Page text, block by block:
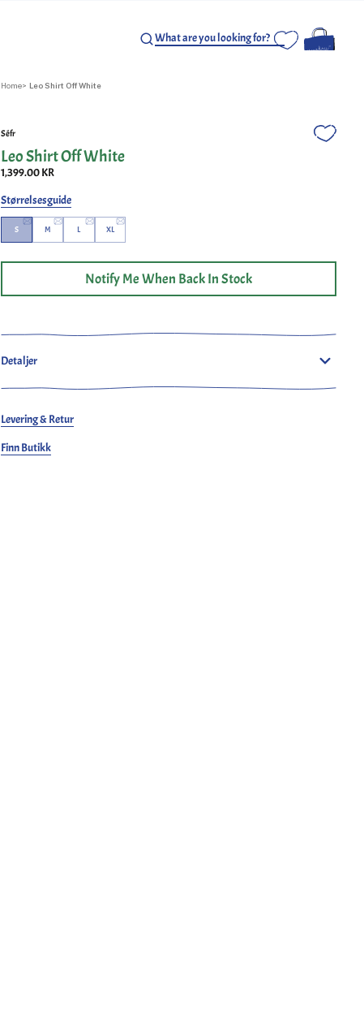
Home Leo Shirt Off White
Séfr
Leo Shirt Off White
1,399.00 KR
Størrelsesguide
S M L XL
Notify Me When Back In Stock
Detaljer
Levering & Retur
Finn Butikk